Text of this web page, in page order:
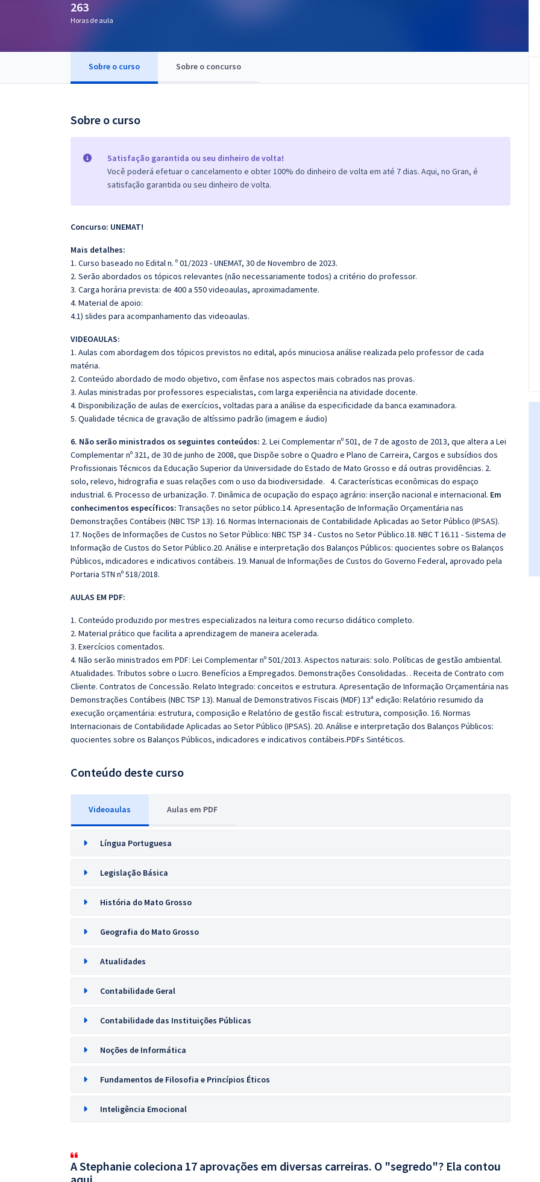
Questões grátis
263
Horas de aula
Sobre o curso Sobre o concurso
Sobre o curso
Satisfação garantida ou seu dinheiro de volta!
Você poderá efetuar o cancelamento e obter 100% do dinheiro de volta em até 7 dias. Aqui, no Gran, é
satisfação garantida ou seu dinheiro de volta.
Concurso: UNEMAT!
Mais detalhes:
1. Curso baseado no Edital n. º 01/2023 - UNEMAT, 30 de Novembro de 2023.
2. Serão abordados os tópicos relevantes (não necessariamente todos) a critério do professor.
3. Carga horária prevista: de 400 a 550 videoaulas, aproximadamente.
4. Material de apoio:
4.1) slides para acompanhamento das videoaulas.
VIDEOAULAS:
1. Aulas com abordagem dos tópicos previstos no edital, após minuciosa análise realizada pelo professor de cada
matéria.
2. Conteúdo abordado de modo objetivo, com ênfase nos aspectos mais cobrados nas provas.
3. Aulas ministradas por professores especialistas, com larga experiência na atividade docente.
4. Disponibilização de aulas de exercícios, voltadas para a análise da especificidade da banca examinadora.
5. Qualidade técnica de gravação de altíssimo padrão (imagem e áudio)
6. Não serão ministrados os seguintes conteúdos: 2. Lei Complementar nº 501, de 7 de agosto de 2013, que altera a Lei
Complementar nº 321, de 30 de junho de 2008, que Dispõe sobre o Quadro e Plano de Carreira, Cargos e subsídios dos
Profissionais Técnicos da Educação Superior da Universidade do Estado de Mato Grosso e dá outras providências. 2.
solo, relevo, hidrografia e suas relações com o uso da biodiversidade. 4. Características econômicas do espaço
industrial. 6. Processo de urbanização. 7. Dinâmica de ocupação do espaço agrário: inserção nacional e internacional. Em
conhecimentos específicos: Transações no setor público.14. Apresentação de Informação Orçamentária nas
Demonstrações Contábeis (NBC TSP 13). 16. Normas Internacionais de Contabilidade Aplicadas ao Setor Público (IPSAS).
17. Noções de Informações de Custos no Setor Público: NBC TSP 34 - Custos no Setor Público.18. NBC T 16.11 - Sistema de
Informação de Custos do Setor Público.20. Análise e interpretação dos Balanços Públicos: quocientes sobre os Balanços
Públicos, indicadores e indicativos contábeis. 19. Manual de Informações de Custos do Governo Federal, aprovado pela
Portaria STN nº 518/2018.
AULAS EM PDF:
1. Conteúdo produzido por mestres especializados na leitura como recurso didático completo.
2. Material prático que facilita a aprendizagem de maneira acelerada.
3. Exercícios comentados.
4. Não serão ministrados em PDF: Lei Complementar nº 501/2013. Aspectos naturais: solo. Políticas de gestão ambiental.
Atualidades. Tributos sobre o Lucro. Benefícios a Empregados. Demonstrações Consolidadas. . Receita de Contrato com
Cliente. Contratos de Concessão. Relato Integrado: conceitos e estrutura. Apresentação de Informação Orçamentária nas
Demonstrações Contábeis (NBC TSP 13). Manual de Demonstrativos Fiscais (MDF) 13ª edição: Relatório resumido da
execução orçamentária: estrutura, composição e Relatório de gestão fiscal: estrutura, composição. 16. Normas
Internacionais de Contabilidade Aplicadas ao Setor Público (IPSAS). 20. Análise e interpretação dos Balanços Públicos:
quocientes sobre os Balanços Públicos, indicadores e indicativos contábeis.PDFs Sintéticos.
Conteúdo deste curso
Videoaulas Aulas em PDF
Língua Portuguesa
Legislação Básica
História do Mato Grosso
Geografia do Mato Grosso
Atualidades
Contabilidade Geral
Contabilidade das Instituições Públicas
Noções de Informática
Fundamentos de Filosofia e Princípios Éticos
Inteligência Emocional
A Stephanie coleciona 17 aprovações em diversas carreiras. O "segredo"? Ela contou